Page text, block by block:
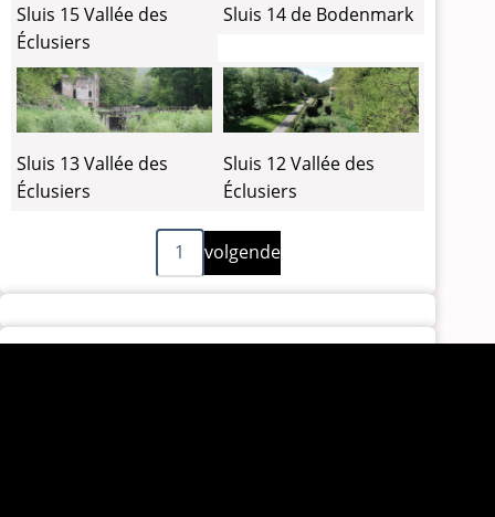
Sluis 15 Vallée des
Éclusiers
Sluis 14 de Bodenmark
Sluis 13 Vallée des
Éclusiers
Sluis 12 Vallée des
Éclusiers
1
Volgende
pagina
volgende